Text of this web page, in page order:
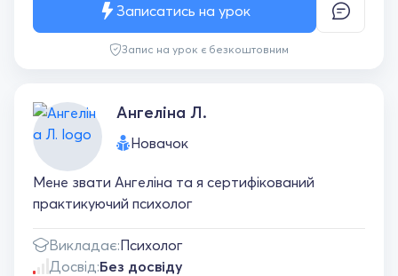
Запис на урок є безкоштовним
Записатись на урок
Ангеліна Л.
Новачок
Мене звати Ангеліна та я сертифікований
практикуючий психолог
Викладає:Психолог
Досвід:Без досвіду